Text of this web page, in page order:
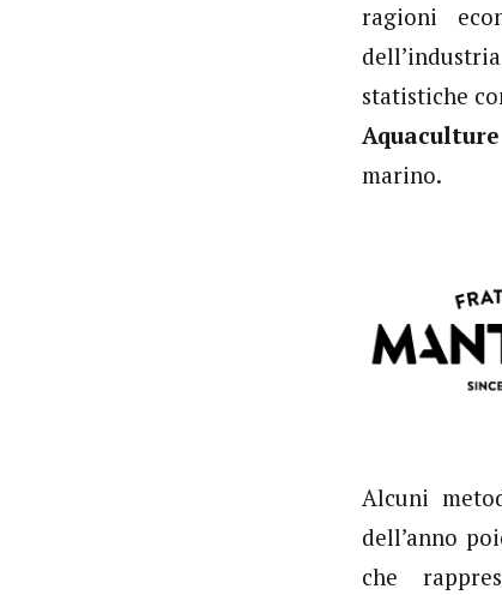
ragioni
statistiche
marino.
Alcuni
dell’anno
che